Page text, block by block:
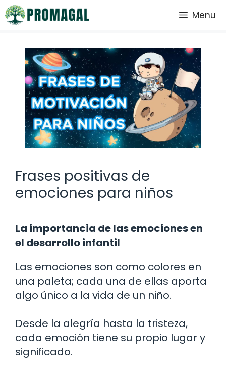
Saltar
al
Menu
Frases positivas de
emociones para niños
La importancia de las emociones en
el desarrollo infantil
Las emociones son como colores en
una paleta; cada una de ellas aporta
algo único a la vida de un niño.
Desde la alegría hasta la tristeza,
cada emoción tiene su propio lugar y
significado.